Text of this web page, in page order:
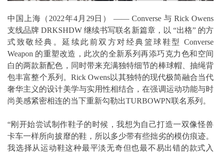
中国上海（2022年4月29日） —— Converse 与 Rick Owens
支线品牌 DRKSHDW 继续书写联名新篇章，以 “出格” 的方
式致敬经典。延续此前双方对经典篮球鞋型 Converse
Weapon 的重塑改造，此次的全新系列再添巧克力色和空间
白的两款新配色，同时带来充满独特细节的棒球帽、抽绳背
包丰富整个系列。Rick Owens以其独特的现代极简融合当代
奢华主义的设计美学与实用性相结合，在强调运动功能与时
尚美感紧密相连的当下重新勾勒出TURBOWPN联名系列。
“刚开始尝试制作鞋子的时候，我想为自己打造一双像怪兽
卡车一样所向披靡的鞋，所以多少带有些拙劣的模仿痕迹。
我选择从运动鞋这种最平淡无奇但也最不易出错的款式入